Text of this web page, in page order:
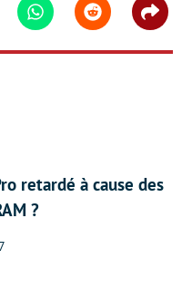
WhatsappReddit
retardé à cause des
?